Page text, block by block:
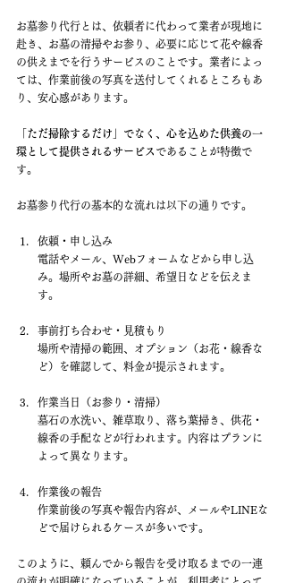
お墓参り代行とは、依頼者に代わって業者が現地に
赴き、お墓の清掃やお参り、必要に応じて花や線香
の供えまでを行うサービスのことです。業者によっ
ては、作業前後の写真を送付してくれるところもあ
り、安心感があります。
「ただ掃除するだけ」でなく、心を込めた供養の一
環として提供されるサービス であることが特徴で
す。
お墓参り代行の基本的な流れは以下の通りです。
依頼・申し込み
電話やメール、Webフォームなどから申し込
み。場所やお墓の詳細、希望日などを伝えま
す。
事前打ち合わせ・見積もり
場所や清掃の範囲、オプション（お花・線香な
ど）を確認して、料金が提示されます。
作業当日（お参り・清掃）
墓石の水洗い、雑草取り、落ち葉掃き、供花・
線香の手配などが行われます。内容はプランに
よって異なります。
作業後の報告
作業前後の写真や報告内容が、メールやLINEな
どで届けられるケースが多いです。
このように、頼んでから報告を受け取るまでの一連
の流れが明確になっていることが、利用者にとって